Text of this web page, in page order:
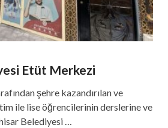
Etüt Merkezi
şehre kazandırılan ve
ile lise öğrencilerinin derslerine ve
Belediyesi …